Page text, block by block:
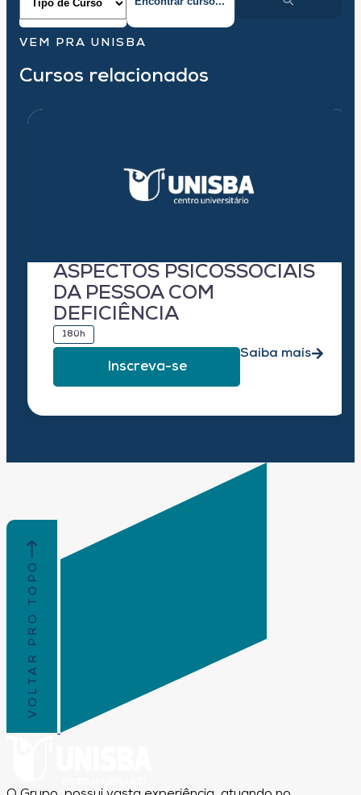
VEM PRA UNISBA
Cursos relacionados
ASPECTOS PSICOSSOCIAIS
DA PESSOA COM
DEFICIÊNCIA
180h
Inscreva-se
Saiba mais
VOLTAR PRO TOPO